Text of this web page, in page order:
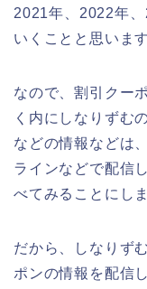
2021年、2022年
いくことと思います
なので、割引クー
く内にしなりずむ
などの情報などは
ラインなどで配信
べてみることにし
だから、しなりず
ポンの情報を配信